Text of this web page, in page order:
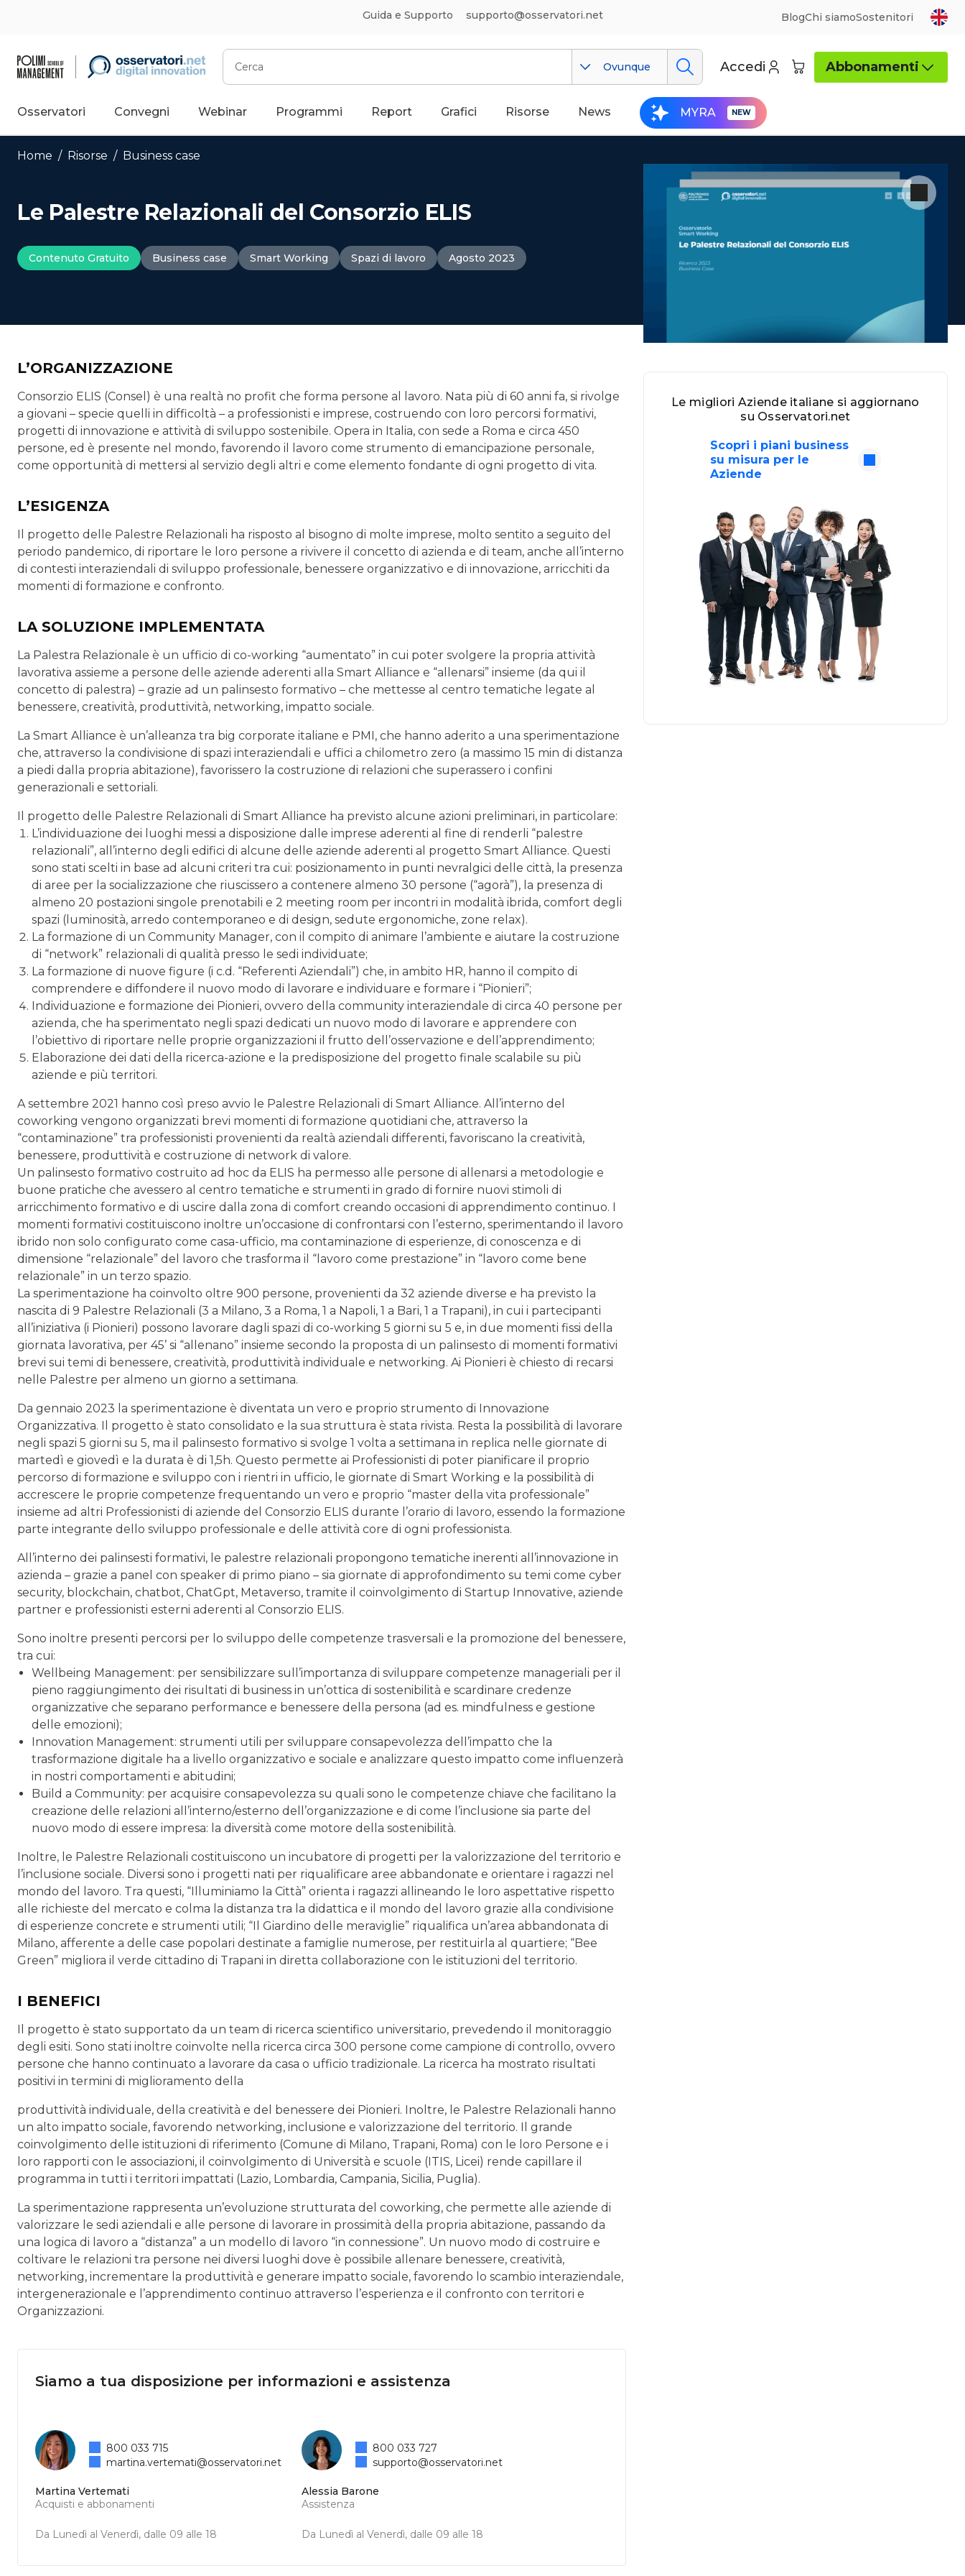
Guida e Supporto supporto@osservatori.net BlogChi siamoSostenitori
Cerca
Ovunque Accedi Abbonamenti
Osservatori Convegni Webinar Programmi Report Grafici Risorse News MYRA
Home / Risorse / Business case
Le Palestre Relazionali del Consorzio ELIS
Contenuto Gratuito Business case Smart Working Spazi di lavoro Agosto 2023
L’ORGANIZZAZIONE
Consorzio ELIS (Consel) è una realtà no profit che forma persone al lavoro. Nata più di 60 anni fa, si rivolge
a giovani – specie quelli in difficoltà – a professionisti e imprese, costruendo con loro percorsi formativi,
progetti di innovazione e attività di sviluppo sostenibile. Opera in Italia, con sede a Roma e circa 450
persone, ed è presente nel mondo, favorendo il lavoro come strumento di emancipazione personale,
come opportunità di mettersi al servizio degli altri e come elemento fondante di ogni progetto di vita.
L’ESIGENZA
Il progetto delle Palestre Relazionali ha risposto al bisogno di molte imprese, molto sentito a seguito del
periodo pandemico, di riportare le loro persone a rivivere il concetto di azienda e di team, anche all’interno
di contesti interaziendali di sviluppo professionale, benessere organizzativo e di innovazione, arricchiti da
momenti di formazione e confronto.
LA SOLUZIONE IMPLEMENTATA
La Palestra Relazionale è un ufficio di co-working “aumentato” in cui poter svolgere la propria attività
lavorativa assieme a persone delle aziende aderenti alla Smart Alliance e “allenarsi” insieme (da qui il
concetto di palestra) – grazie ad un palinsesto formativo – che mettesse al centro tematiche legate al
benessere, creatività, produttività, networking, impatto sociale.
La Smart Alliance è un’alleanza tra big corporate italiane e PMI, che hanno aderito a una sperimentazione
che, attraverso la condivisione di spazi interaziendali e uffici a chilometro zero (a massimo 15 min di distanza
a piedi dalla propria abitazione), favorissero la costruzione di relazioni che superassero i confini
generazionali e settoriali.
Il progetto delle Palestre Relazionali di Smart Alliance ha previsto alcune azioni preliminari, in particolare:
L’individuazione dei luoghi messi a disposizione dalle imprese aderenti al fine di renderli “palestre
relazionali”, all’interno degli edifici di alcune delle aziende aderenti al progetto Smart Alliance. Questi
sono stati scelti in base ad alcuni criteri tra cui: posizionamento in punti nevralgici delle città, la presenza
di aree per la socializzazione che riuscissero a contenere almeno 30 persone (“agorà”), la presenza di
almeno 20 postazioni singole prenotabili e 2 meeting room per incontri in modalità ibrida, comfort degli
spazi (luminosità, arredo contemporaneo e di design, sedute ergonomiche, zone relax).
La formazione di un Community Manager, con il compito di animare l’ambiente e aiutare la costruzione
di “network” relazionali di qualità presso le sedi individuate;
La formazione di nuove figure (i c.d. “Referenti Aziendali”) che, in ambito HR, hanno il compito di
comprendere e diffondere il nuovo modo di lavorare e individuare e formare i “Pionieri”;
Individuazione e formazione dei Pionieri, ovvero della community interaziendale di circa 40 persone per
azienda, che ha sperimentato negli spazi dedicati un nuovo modo di lavorare e apprendere con
l’obiettivo di riportare nelle proprie organizzazioni il frutto dell’osservazione e dell’apprendimento;
Elaborazione dei dati della ricerca-azione e la predisposizione del progetto finale scalabile su più
aziende e più territori.
A settembre 2021 hanno così preso avvio le Palestre Relazionali di Smart Alliance. All’interno del
coworking vengono organizzati brevi momenti di formazione quotidiani che, attraverso la
“contaminazione” tra professionisti provenienti da realtà aziendali differenti, favoriscano la creatività,
benessere, produttività e costruzione di network di valore.
Un palinsesto formativo costruito ad hoc da ELIS ha permesso alle persone di allenarsi a metodologie e
buone pratiche che avessero al centro tematiche e strumenti in grado di fornire nuovi stimoli di
arricchimento formativo e di uscire dalla zona di comfort creando occasioni di apprendimento continuo. I
momenti formativi costituiscono inoltre un’occasione di confrontarsi con l’esterno, sperimentando il lavoro
ibrido non solo configurato come casa-ufficio, ma contaminazione di esperienze, di conoscenza e di
dimensione “relazionale” del lavoro che trasforma il “lavoro come prestazione” in “lavoro come bene
relazionale” in un terzo spazio.
La sperimentazione ha coinvolto oltre 900 persone, provenienti da 32 aziende diverse e ha previsto la
nascita di 9 Palestre Relazionali (3 a Milano, 3 a Roma, 1 a Napoli, 1 a Bari, 1 a Trapani), in cui i partecipanti
all’iniziativa (i Pionieri) possono lavorare dagli spazi di co-working 5 giorni su 5 e, in due momenti fissi della
giornata lavorativa, per 45’ si “allenano” insieme secondo la proposta di un palinsesto di momenti formativi
brevi sui temi di benessere, creatività, produttività individuale e networking. Ai Pionieri è chiesto di recarsi
nelle Palestre per almeno un giorno a settimana.
Da gennaio 2023 la sperimentazione è diventata un vero e proprio strumento di Innovazione
Organizzativa. Il progetto è stato consolidato e la sua struttura è stata rivista. Resta la possibilità di lavorare
negli spazi 5 giorni su 5, ma il palinsesto formativo si svolge 1 volta a settimana in replica nelle giornate di
martedì e giovedì e la durata è di 1,5h. Questo permette ai Professionisti di poter pianificare il proprio
percorso di formazione e sviluppo con i rientri in ufficio, le giornate di Smart Working e la possibilità di
accrescere le proprie competenze frequentando un vero e proprio “master della vita professionale”
insieme ad altri Professionisti di aziende del Consorzio ELIS durante l’orario di lavoro, essendo la formazione
parte integrante dello sviluppo professionale e delle attività core di ogni professionista.
All’interno dei palinsesti formativi, le palestre relazionali propongono tematiche inerenti all’innovazione in
azienda – grazie a panel con speaker di primo piano – sia giornate di approfondimento su temi come cyber
security, blockchain, chatbot, ChatGpt, Metaverso, tramite il coinvolgimento di Startup Innovative, aziende
partner e professionisti esterni aderenti al Consorzio ELIS.
Sono inoltre presenti percorsi per lo sviluppo delle competenze trasversali e la promozione del benessere,
tra cui:
Wellbeing Management: per sensibilizzare sull’importanza di sviluppare competenze manageriali per il
pieno raggiungimento dei risultati di business in un’ottica di sostenibilità e scardinare credenze
organizzative che separano performance e benessere della persona (ad es. mindfulness e gestione
delle emozioni);
Innovation Management: strumenti utili per sviluppare consapevolezza dell’impatto che la
trasformazione digitale ha a livello organizzativo e sociale e analizzare questo impatto come influenzerà
in nostri comportamenti e abitudini;
Build a Community: per acquisire consapevolezza su quali sono le competenze chiave che facilitano la
creazione delle relazioni all’interno/esterno dell’organizzazione e di come l’inclusione sia parte del
nuovo modo di essere impresa: la diversità come motore della sostenibilità.
Inoltre, le Palestre Relazionali costituiscono un incubatore di progetti per la valorizzazione del territorio e
l’inclusione sociale. Diversi sono i progetti nati per riqualificare aree abbandonate e orientare i ragazzi nel
mondo del lavoro. Tra questi, “Illuminiamo la Città” orienta i ragazzi allineando le loro aspettative rispetto
alle richieste del mercato e colma la distanza tra la didattica e il mondo del lavoro grazie alla condivisione
di esperienze concrete e strumenti utili; “Il Giardino delle meraviglie” riqualifica un’area abbandonata di
Milano, afferente a delle case popolari destinate a famiglie numerose, per restituirla al quartiere; “Bee
Green” migliora il verde cittadino di Trapani in diretta collaborazione con le istituzioni del territorio.
I BENEFICI
Il progetto è stato supportato da un team di ricerca scientifico universitario, prevedendo il monitoraggio
degli esiti. Sono stati inoltre coinvolte nella ricerca circa 300 persone come campione di controllo, ovvero
persone che hanno continuato a lavorare da casa o ufficio tradizionale. La ricerca ha mostrato risultati
positivi in termini di miglioramento della
produttività individuale, della creatività e del benessere dei Pionieri. Inoltre, le Palestre Relazionali hanno
un alto impatto sociale, favorendo networking, inclusione e valorizzazione del territorio. Il grande
coinvolgimento delle istituzioni di riferimento (Comune di Milano, Trapani, Roma) con le loro Persone e i
loro rapporti con le associazioni, il coinvolgimento di Università e scuole (ITIS, Licei) rende capillare il
programma in tutti i territori impattati (Lazio, Lombardia, Campania, Sicilia, Puglia).
La sperimentazione rappresenta un’evoluzione strutturata del coworking, che permette alle aziende di
valorizzare le sedi aziendali e alle persone di lavorare in prossimità della propria abitazione, passando da
una logica di lavoro a “distanza” a un modello di lavoro “in connessione”. Un nuovo modo di costruire e
coltivare le relazioni tra persone nei diversi luoghi dove è possibile allenare benessere, creatività,
networking, incrementare la produttività e generare impatto sociale, favorendo lo scambio interaziendale,
intergenerazionale e l’apprendimento continuo attraverso l’esperienza e il confronto con territori e
Organizzazioni.
Siamo a tua disposizione per informazioni e assistenza
Martina Vertemati
Acquisti e abbonamenti
Da Lunedì al Venerdì, dalle 09 alle 18
800 033 715
martina.vertemati@osservatori.net
Alessia Barone
Assistenza
Da Lunedì al Venerdì, dalle 09 alle 18
800 033 727
supporto@osservatori.net
Le migliori Aziende italiane si aggiornano
su Osservatori.net
Scopri i piani business
su misura per le
Aziende